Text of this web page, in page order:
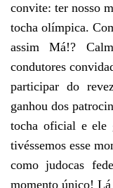
convite: ter nosso
tocha olímpica.
assim Má!?
condutores
participar do
ganhou dos
tocha oficial e ele
tivéssemos esse
como judocas
momento único! Lá